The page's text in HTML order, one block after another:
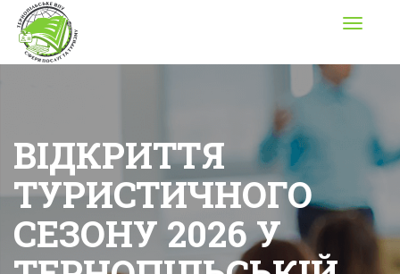
Toggle
ВІДКРИТТЯ
ТУРИСТИЧНОГО
СЕЗОНУ 2026 У